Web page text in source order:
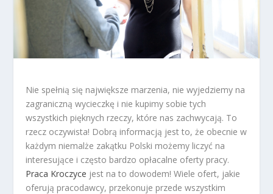
Nie spełnią się największe marzenia, nie wyjedziemy na
zagraniczną wycieczkę i nie kupimy sobie tych
wszystkich pięknych rzeczy, które nas zachwycają. To
rzecz oczywista! Dobrą informacją jest to, że obecnie w
każdym niemalże zakątku Polski możemy liczyć na
interesujące i często bardzo opłacalne oferty pracy.
Praca Kroczyce jest na to dowodem! Wiele ofert, jakie
oferują pracodawcy, przekonuje przede wszystkim